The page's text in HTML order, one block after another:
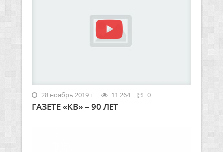
28 ноябрь 2019 г. 11 264 0
ГАЗЕТЕ «КВ» – 90 ЛЕТ